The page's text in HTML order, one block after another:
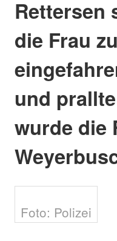
Rettersen
die Frau
und
wurde die
Foto: Polizei